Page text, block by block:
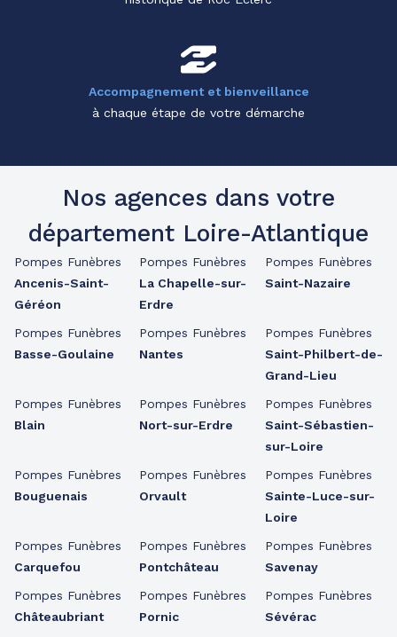
Accompagnement et bienveillance
à chaque étape de votre démarche
Nos agences dans votre
département Loire-Atlantique
Pompes Funèbres
Ancenis-Saint-
Géréon
Pompes Funèbres
Basse-Goulaine
Pompes Funèbres
Blain
Pompes Funèbres
Bouguenais
Pompes Funèbres
Carquefou
Pompes Funèbres
Châteaubriant
Pompes Funèbres
La Chapelle-sur-
Erdre
Pompes Funèbres
Nantes
Pompes Funèbres
Nort-sur-Erdre
Pompes Funèbres
Orvault
Pompes Funèbres
Pontchâteau
Pompes Funèbres
Pornic
Pompes Funèbres
Saint-Nazaire
Pompes Funèbres
Saint-Philbert-de-
Grand-Lieu
Pompes Funèbres
Saint-Sébastien-
sur-Loire
Pompes Funèbres
Sainte-Luce-sur-
Loire
Pompes Funèbres
Savenay
Pompes Funèbres
Sévérac